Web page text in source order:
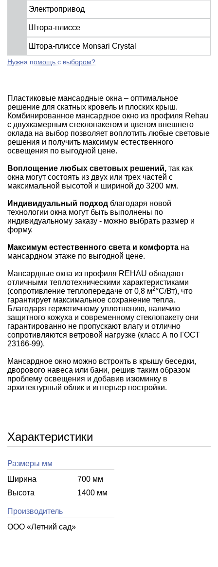
Электропривод
Штора-плиссе
Штора-плиссе Monsari Crystal
Нужна помощь с выбором?
Пластиковые мансардные окна – оптимальное
решение для скатных кровель и плоских крыш.
Комбинированное мансардное окно из профиля Rehau
с двухкамерным стеклопакетом и цветом внешнего
оклада на выбор позволяет воплотить любые световые
решения и получить максимум естественного
освещения по выгодной цене.
Воплощение любых световых решений, так как
окна могут состоять из двух или трех частей с
максимальной высотой и шириной до 3200 мм.
Индивидуальный подход благодаря новой
технологии окна могут быть выполнены по
индивидуальному заказу - можно выбрать размер и
форму.
Максимум естественного света и комфорта на
мансардном этаже по выгодной цене.
Мансардные окна из профиля REHAU обладают
отличными теплотехническими характеристиками
(сопротивление теплопередаче от 0,8 м2°С/Вт), что
гарантирует максимальное сохранение тепла.
Благодаря герметичному уплотнению, наличию
защитного кожуха и современному стеклопакету они
гарантированно не пропускают влагу и отлично
сопротивляются ветровой нагрузке (класс А по ГОСТ
23166-99).
Мансардное окно можно встроить в крышу беседки,
дворового навеса или бани, решив таким образом
проблему освещения и добавив изюминку в
архитектурный облик и интерьер постройки.
Характеристики
Размеры мм
Ширина
700 мм
Высота
1400 мм
Производитель
ООО «Летний cад»